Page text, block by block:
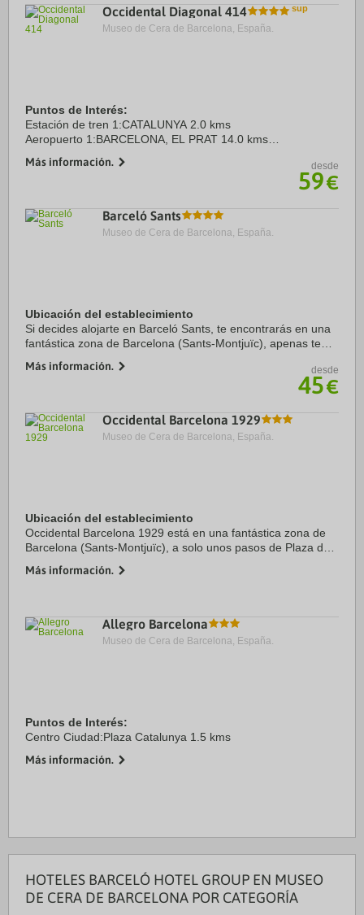
Occidental Diagonal 414
Museo de Cera de Barcelona, España.
Puntos de Interés:
Estación de tren 1:CATALUNYA 2.0 kms
Aeropuerto 1:BARCELONA, EL PRAT 14.0 kms
Más información. desde
59€
Barceló Sants
Museo de Cera de Barcelona, España.
Ubicación del establecimiento
Si decides alojarte en Barceló Sants, te encontrarás en una
fantástica zona de Barcelona (Sants-Montjuïc), apenas te
Barcelona Montjuïc. Además, ...
Más información. desde
45€
Occidental Barcelona 1929
Museo de Cera de Barcelona, España.
Ubicación del establecimiento
Occidental Barcelona 1929 está en una fantástica zona de
Barcelona (Sants-Montjuïc), a solo unos pasos de Plaza de
Además, este hotel se encuentra a ...
Más información.
Allegro Barcelona
Museo de Cera de Barcelona, España.
Puntos de Interés:
Centro Ciudad:Plaza Catalunya 1.5 kms
Más información.
HOTELES BARCELÓ HOTEL GROUP EN MUSEO
DE CERA DE BARCELONA POR CATEGORÍA